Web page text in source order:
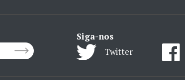
Siga-nos
Twitter